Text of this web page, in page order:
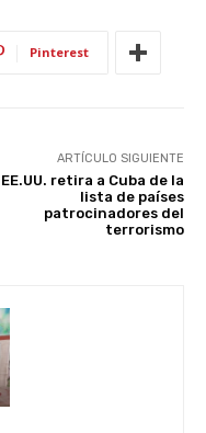
Pinterest
ARTÍCULO SIGUIENTE
EE.UU. retira a Cuba de la
lista de países
patrocinadores del
terrorismo